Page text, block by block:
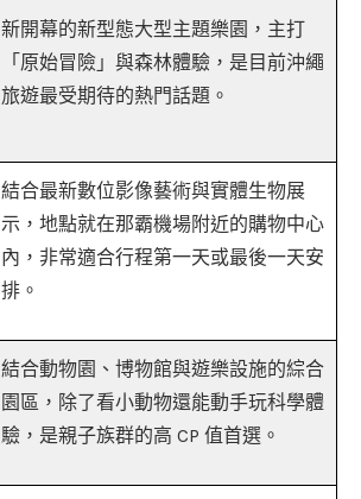
新開幕的新型態大型主題樂園，主打
「原始冒險」與森林體驗，是目前沖繩
旅遊最受期待的熱門話題。
結合最新數位影像藝術與實體生物展
示，地點就在那霸機場附近的購物中心
內，非常適合行程第一天或最後一天安
排。
結合動物園、博物館與遊樂設施的綜合
園區，除了看小動物還能動手玩科學體
驗，是親子族群的高 CP 值首選。